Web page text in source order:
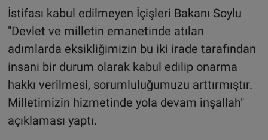
İstifası kabul edilmeyen İçişleri Bakanı Soylu
"Devlet ve milletin emanetinde atılan
adımlarda eksikliğimizin bu iki irade tarafından
insani bir durum olarak kabul edilip onarma
hakkı verilmesi, sorumluluğumuzu arttırmıştır.
Milletimizin hizmetinde yola devam inşallah"
açıklaması yaptı.